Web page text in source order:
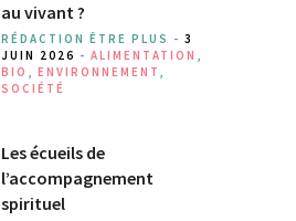
au vivant ?
RÉDACTION ÊTRE PLUS - 3
JUIN 2026 - ALIMENTATION ,
BIO , ENVIRONNEMENT ,
SOCIÉTÉ
Les écueils de
l’accompagnement
spirituel